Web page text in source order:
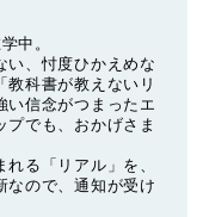
中。
い、忖度ひかえめな
教科書が教えないリ
い信念がつまったエ
プでも、おかげさま
る「リアル」を、
なので、通知が受け